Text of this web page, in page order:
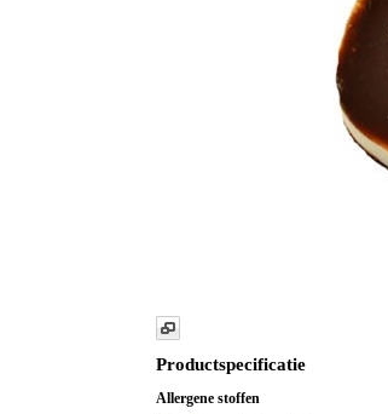
Productspecificatie
Allergene stoffen